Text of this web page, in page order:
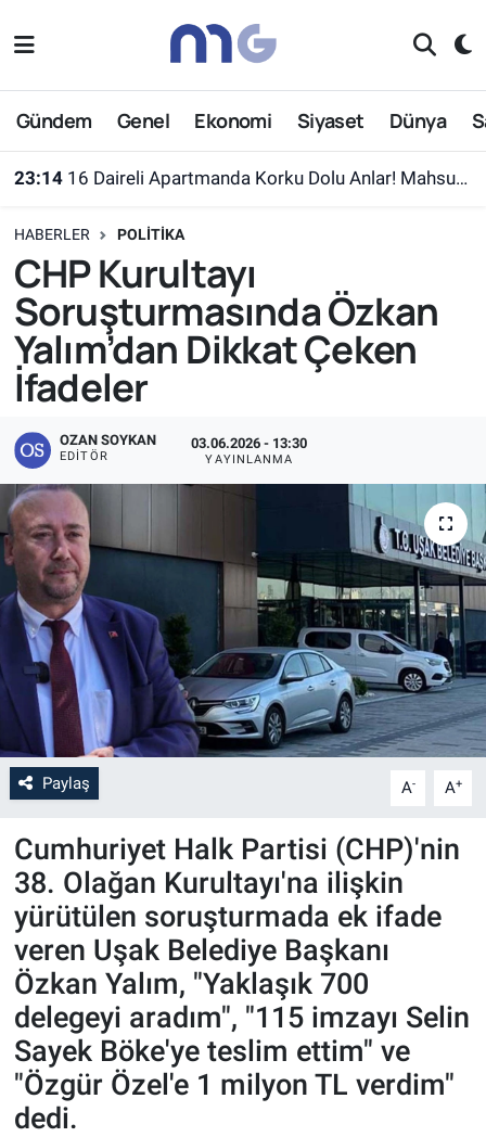
Gündem Genel Ekonomi Siyaset Dünya
23:14 16 Daireli Apartmanda Korku Dolu Anlar! Mahsur Kalanlar Kurtarıldı
HABERLER POLITIKA
CHP Kurultayı
Soruşturmasında Özkan
Yalım’dan Dikkat Çeken
İfadeler
OZAN SOYKAN
EDITÖR
03.06.2026 - 13:30
YAYINLANMA
Paylaş A- A+
Cumhuriyet Halk Partisi (CHP)'nin
38. Olağan Kurultayı'na ilişkin
yürütülen soruşturmada ek ifade
veren Uşak Belediye Başkanı
Özkan Yalım, "Yaklaşık 700
delegeyi aradım", "115 imzayı Selin
Sayek Böke'ye teslim ettim" ve
"Özgür Özel'e 1 milyon TL verdim"
dedi.
İstanbul Namaz Vakitleri
Süper Lig Puan Durumu ve Fikstür
Tüm Manşetler